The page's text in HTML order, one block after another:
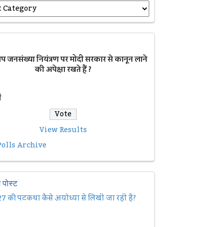
जनसंख्या नियंत्रण पर मोदी सरकार से कानून लाने
की अपेक्षा रखते हैं ?
View Results
Archive
की पटकथा कैसे अयोध्या से लिखी जा रही है?